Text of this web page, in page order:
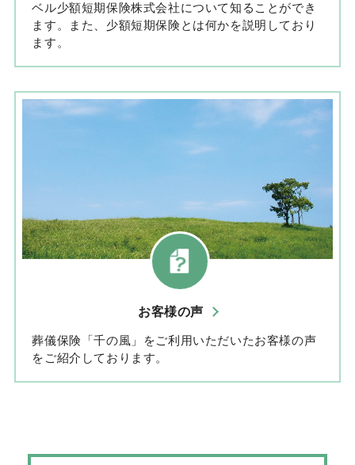
ベル少額短期保険株式会社について知ることができ
ます。また、少額短期保険とは何かを説明しており
ます。
お客様の声
葬儀保険「千の風」をご利用いただいたお客様の声
をご紹介しております。